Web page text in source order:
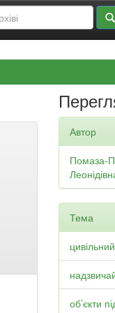
Автор
Помаза-
Тема
об’єкти